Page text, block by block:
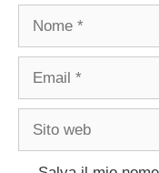
Nome
Email
Sito